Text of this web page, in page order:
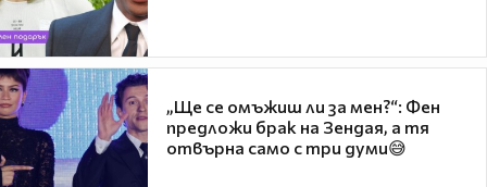
„Ще се омъжиш ли за мен?“: Фен
предложи брак на Зендая, а тя
отвърна само с три думи😅